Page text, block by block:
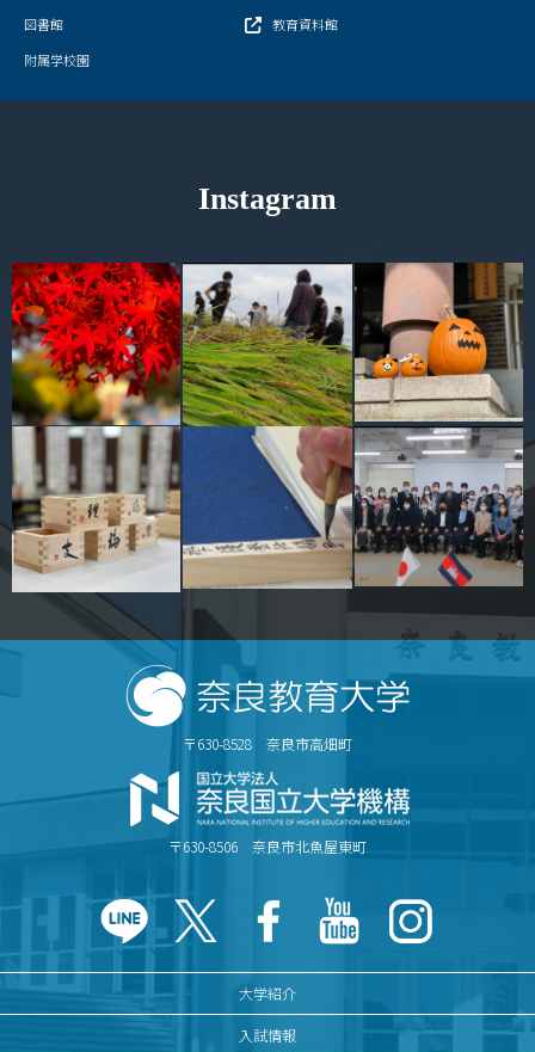
図書館
教育資料館
附属学校園
Instagram
〒630-8528 奈良市高畑町
〒630-8506 奈良市北魚屋東町
大学紹介
入試情報